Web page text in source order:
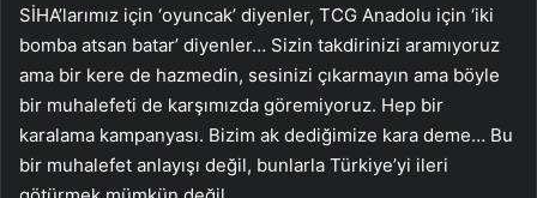
SİHA’larımız için ‘oyuncak’ diyenler, TCG Anadolu için ‘iki
bomba atsan batar’ diyenler… Sizin takdirinizi aramıyoruz
ama bir kere de hazmedin, sesinizi çıkarmayın ama böyle
bir muhalefeti de karşımızda göremiyoruz. Hep bir
karalama kampanyası. Bizim ak dediğimize kara deme… Bu
bir muhalefet anlayışı değil, bunlarla Türkiye’yi ileri